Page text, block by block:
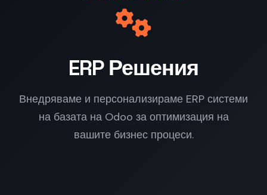
ERP Решения
Внедряваме и персонализираме ERP системи
на базата на Odoo за оптимизация на
вашите бизнес процеси.